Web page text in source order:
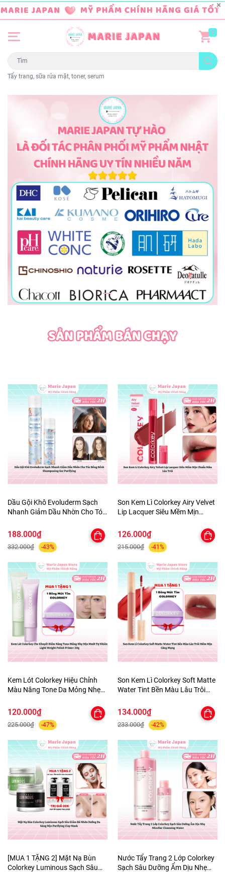
Tẩy trang, sữa rửa mặt, toner, serum
0
Dầu Gội Khô Evoluderm Sạch
Nhanh Giảm Dầu Nhờn Cho Tóc
Purifying
188.000₫
332.000₫ -43%
Son Kem Lì Colorkey Airy Velvet
Lip Lacquer Siêu Mềm Mịn
126.000₫
215.000₫ -41%
Kem Lót Colorkey Hiệu Chỉnh
Màu Nâng Tone Da Mỏng Nhẹ
Primer 30g - TẶNG 1 BÔNG MÚT
120.000₫
225.000₫ -47%
Son Kem Lì Colorkey Soft Matte
Water Tint Bền Màu Lâu Trôi
MÚT TÍM
134.000₫
233.000₫ -42%
[MUA 1 TẶNG 2] Mặt Nạ Bùn
Colorkey Luminous Sạch Sâu
Nước Tẩy Trang 2 Lớp Colorkey
Sạch Sâu Dưỡng Ẩm Dịu Nhẹ